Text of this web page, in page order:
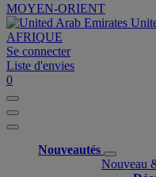
MOYEN-ORIENT
AFRIQUE
Se connecter
Liste d'envies
0
Nouveautés
Nouveau